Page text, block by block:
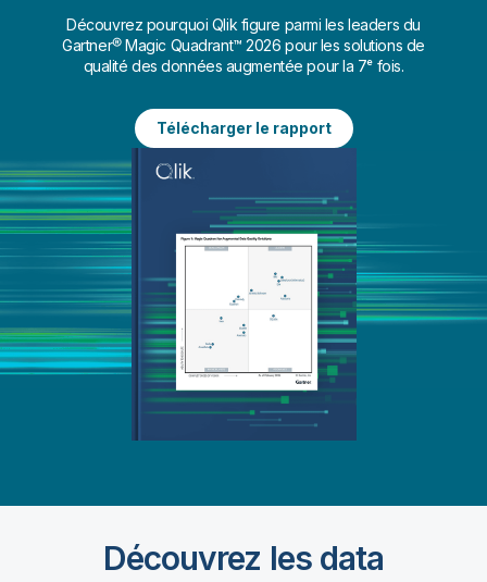
Découvrez pourquoi Qlik figure parmi les leaders du
Gartner® Magic Quadrant™ 2026 pour les solutions de
qualité des données augmentée pour la 7ᵉ fois.
Télécharger le rapport
Découvrez les data